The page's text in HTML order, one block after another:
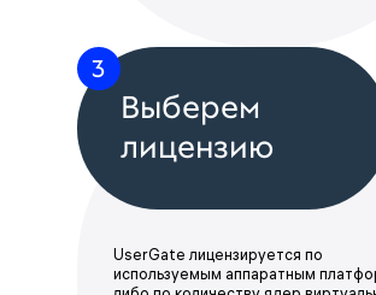
3
Выберем
лицензию
UserGate лицензируется по
используемым аппаратным